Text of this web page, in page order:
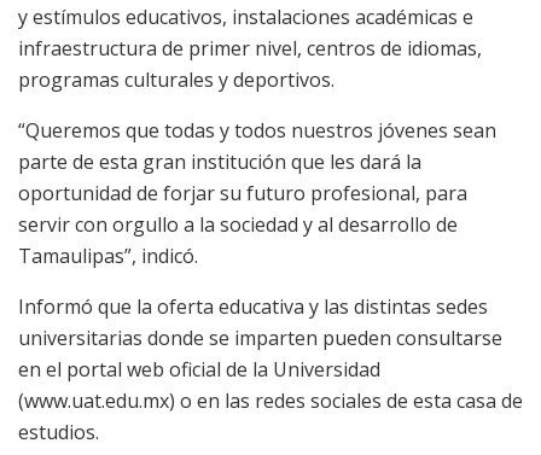
y estímulos educativos, instalaciones académicas e
infraestructura de primer nivel, centros de idiomas,
programas culturales y deportivos.
“Queremos que todas y todos nuestros jóvenes sean
parte de esta gran institución que les dará la
oportunidad de forjar su futuro profesional, para
servir con orgullo a la sociedad y al desarrollo de
Tamaulipas”, indicó.
Informó que la oferta educativa y las distintas sedes
universitarias donde se imparten pueden consultarse
en el portal web oficial de la Universidad
(www.uat.edu.mx) o en las redes sociales de esta casa de
estudios.